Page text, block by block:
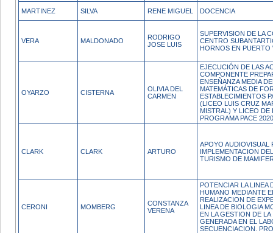
MARTINEZ SILVA RENE MIGUEL DOCENCIA
VERA MALDONADO
RODRIGO
JOSE LUIS
SUPERVISION DE LA
CENTRO
HORNOS EN PUERTO
OYARZO CISTERNA
OLIVIA DEL
CARMEN
EJECUCIÓN DE LAS
COMPONENTE
ENSEÑANZA MEDIA
MATEMÁTICAS DE
ESTABLECIMIENTOS
(LICEO LUIS CRUZ
MISTRAL) Y LICEO DE
PROGRAMA PACE
CLARK CLARK ARTURO
APOYO AUDIOVISUAL
IMPLEMENTACION
TURISMO DE
CERONI MOMBERG
CONSTANZA
VERENA
POTENCIAR LA LINEA
HUMANO MEDIANTE
REALIZACION DE
LINEA DE BIOLOGIA
EN LA GESTION DE
GENERADA EN EL
SECUENCIACION.